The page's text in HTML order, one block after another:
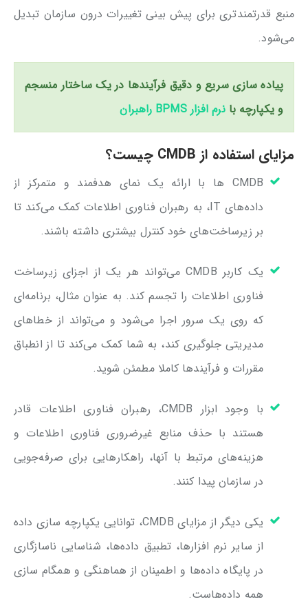
منبع قدرتمندتری برای پیش بینی تغییرات درون سازمان تبدیل
می‌شود.
پیاده سازی سریع و دقیق فرآیندها در یک ساختار منسجم
و یکپارچه بانرم افزار BPMS راهبران
مزایای استفاده از CMDB چیست؟
CMDB ها با ارائه یک نمای هدفمند و متمرکز از
داده‌های IT، به رهبران فناوری اطلاعات کمک می‌کند تا
بر زیرساخت‌های خود کنترل بیشتری داشته باشند.
یک کاربر CMDB می‌تواند هر یک از اجزای زیرساخت
فناوری اطلاعات را تجسم کند. به عنوان مثال، برنامه‌ای
که روی یک سرور اجرا می‌شود و می‌تواند از خطاهای
مدیریتی جلوگیری کند، به شما کمک می‌کند تا از انطباق
مقررات و فرآیندها کاملا مطمئن شوید.
با وجود ابزار CMDB، رهبران فناوری اطلاعات قادر
هستند با حذف منابع غیرضروری فناوری اطلاعات و
هزینه‌های مرتبط با آنها، راهکارهایی برای صرفه‌جویی
در سازمان پیدا کنند.
یکی دیگر از مزایای CMDB، توانایی یکپارچه سازی داده‌
از سایر نرم افزارها، تطبیق داده‌ها، شناسایی ناسازگاری
در پایگاه داده‌ها و اطمینان از هماهنگی و همگام سازی
همه داده‌هاست.